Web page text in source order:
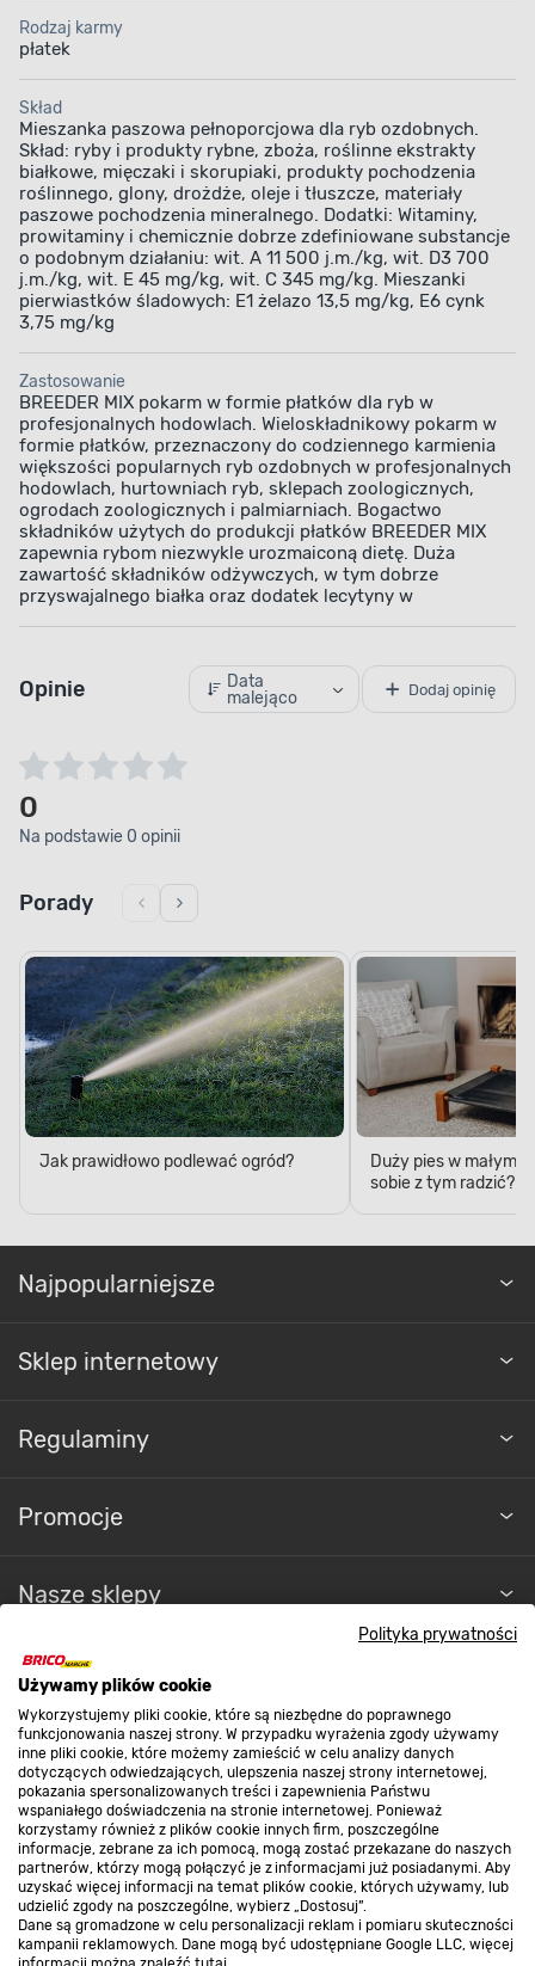
Polityka prywatności
Używamy plików cookie
Wykorzystujemy pliki cookie, które są niezbędne do poprawnego
funkcjonowania naszej strony. W przypadku wyrażenia zgody używamy
inne pliki cookie, które możemy zamieścić w celu analizy danych
dotyczących odwiedzających, ulepszenia naszej strony internetowej,
pokazania spersonalizowanych treści i zapewnienia Państwu
wspaniałego doświadczenia na stronie internetowej. Ponieważ
korzystamy również z plików cookie innych firm, poszczególne
informacje, zebrane za ich pomocą, mogą zostać przekazane do naszych
partnerów, którzy mogą połączyć je z informacjami już posiadanymi. Aby
uzyskać więcej informacji na temat plików cookie, których używamy, lub
udzielić zgody na poszczególne, wybierz „Dostosuj”.
Dane są gromadzone w celu personalizacji reklam i pomiaru skuteczności
kampanii reklamowych. Dane mogą być udostępniane Google LLC, więcej
Rodzaj karmy
płatek
Skład
Mieszanka paszowa pełnoporcjowa dla ryb ozdobnych.
Skład: ryby i produkty rybne, zboża, roślinne ekstrakty
białkowe, mięczaki i skorupiaki, produkty pochodzenia
roślinnego, glony, drożdże, oleje i tłuszcze, materiały
paszowe pochodzenia mineralnego. Dodatki: Witaminy,
prowitaminy i chemicznie dobrze zdefiniowane substancje
o podobnym działaniu: wit. A 11 500 j.m./kg, wit. D3 700
j.m./kg, wit. E 45 mg/kg, wit. C 345 mg/kg. Mieszanki
pierwiastków śladowych: E1 żelazo 13,5 mg/kg, E6 cynk
3,75 mg/kg
Zastosowanie
BREEDER MIX pokarm w formie płatków dla ryb w
profesjonalnych hodowlach. Wieloskładnikowy pokarm w
formie płatków, przeznaczony do codziennego karmienia
większości popularnych ryb ozdobnych w profesjonalnych
hodowlach, hurtowniach ryb, sklepach zoologicznych,
ogrodach zoologicznych i palmiarniach. Bogactwo
składników użytych do produkcji płatków BREEDER MIX
zapewnia rybom niezwykle urozmaiconą dietę. Duża
zawartość składników odżywczych, w tym dobrze
przyswajalnego białka oraz dodatek lecytyny w
Opinie
Data
malejąco
Dodaj opinię
0
Na podstawie 0 opinii
Porady
Jak prawidłowo podlewać ogród?
Duży pies w małym
sobie z tym radzić?
Najpopularniejsze
Sklep internetowy
Regulaminy
Promocje
Nasze sklepy
O nas
Kontakt do sklepu
Strefa biznesu
Dołącz do nas